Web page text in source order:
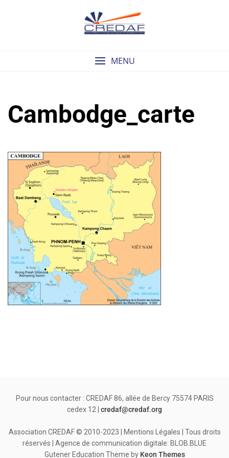
MENU
Cambodge_carte
Pour nous contacter : CREDAF 86, allée de Bercy 75574 PARIS
cedex 12 | credaf@credaf.org
Association CREDAF © 2010-2023 | Mentions Légales | Tous droits
réservés | Agence de communication digitale: BLOB.BLUE
Gutener Education Theme by Keon Themes